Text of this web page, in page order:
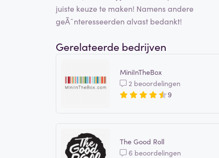
juiste keuze te maken! Namens andere
geÃ¯nteresseerden alvast bedankt!
Gerelateerde bedrijven
MiniInTheBox
2 beoordelingen
9
The Good Roll
6 beoordelingen